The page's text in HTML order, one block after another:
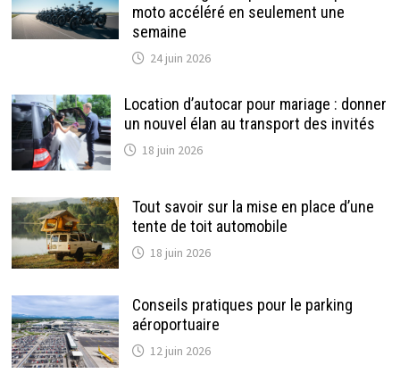
moto accéléré en seulement une
semaine
24 juin 2026
Location d’autocar pour mariage : donner
un nouvel élan au transport des invités
18 juin 2026
Tout savoir sur la mise en place d’une
tente de toit automobile
18 juin 2026
Conseils pratiques pour le parking
aéroportuaire
12 juin 2026